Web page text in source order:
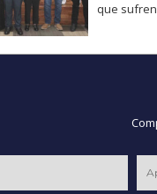
que